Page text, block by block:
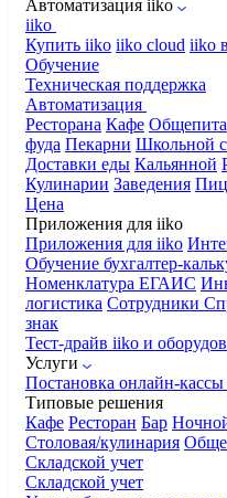
Автоматизация iiko
iiko
Купить iiko iiko cloud iiko
Обучение
Техническая поддержка
Автоматизация
Ресторана Кафе Общепита
фуда Пекарни Школьной
Доставки еды Кальянной
Кулинарии Заведения
Цена
Приложения для iiko
Приложения для iiko
Обучение бухгалтер-
Номенклатура ЕГАИС
логистика Сотрудники
знак
Тест-драйв iiko и
Услуги
Постановка онлайн-кассы
Типовые решения
Кафе Ресторан Бар
Столовая/кулинария
Складской учет
Складской учет